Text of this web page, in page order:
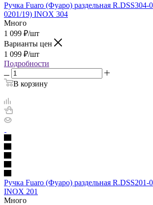
Ручка Fuaro (Фуаро) раздельная R.DSS304-
0201/19) INOX 304
Много
1 099 ₽/шт
Варианты цен
1 099 ₽/шт
Подробности
В корзину
Ручка Fuaro (Фуаро) раздельная
INOX 201
Много